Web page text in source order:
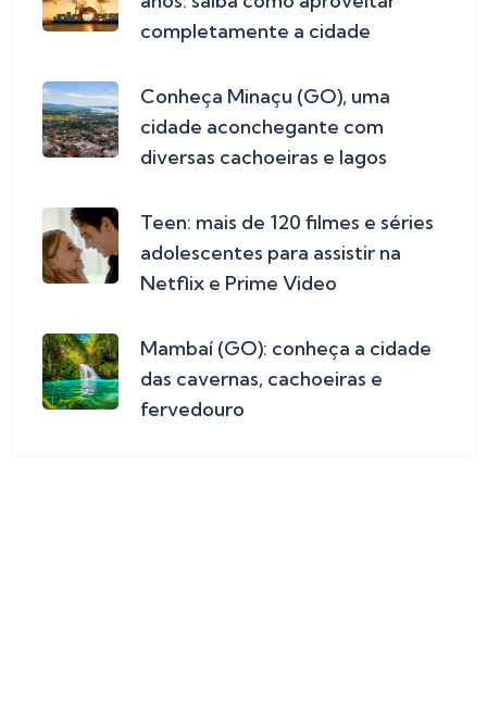
completamente a cidade
Conheça Minaçu (GO), uma
cidade aconchegante com
diversas cachoeiras e lagos
Teen: mais de 120 filmes e séries
adolescentes para assistir na
Netflix e Prime Video
Mambaí (GO): conheça a cidade
das cavernas, cachoeiras e
fervedouro